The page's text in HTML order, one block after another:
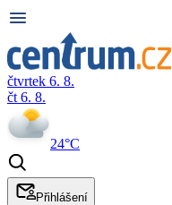
čtvrtek 6. 8.
čt 6. 8.
24°C
Přihlášení